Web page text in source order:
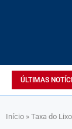
ÚLTIMAS
Início » Taxa do